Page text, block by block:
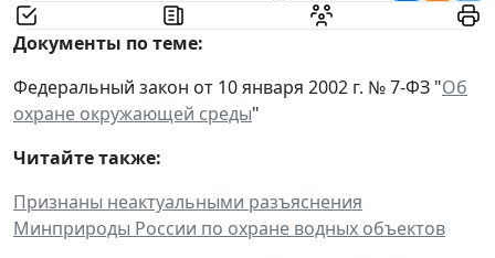
Документы по теме:
Федеральный закон от 10 января 2002 г. № 7-ФЗ "Об
охране окружающей среды"
Читайте также:
Признаны неактуальными разъяснения
Минприроды России по охране водных объектов